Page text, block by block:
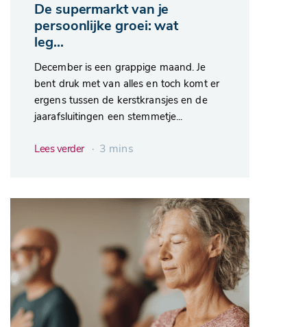
De supermarkt van je
persoonlijke groei: wat
leg...
December is een grappige maand. Je
bent druk met van alles en toch komt er
ergens tussen de kerstkransjes en de
jaarafsluitingen een stemmetje...
Lees verder ∙ 3 mins